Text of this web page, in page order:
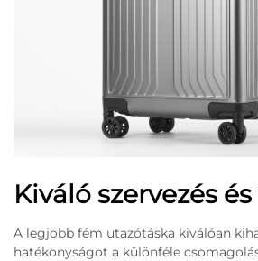
Kiváló szervezés
A legjobb fém utazótáska kiválóan
hatékonyságot a különféle